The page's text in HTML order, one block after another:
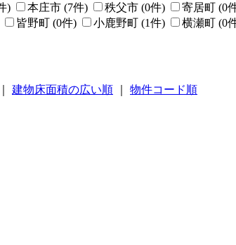
) 本庄市 (7件) 秩父市 (0件) 寄居町 (0
皆野町 (0件) 小鹿野町 (1件) 横瀬町 (0
建物床面積の広い順 物件コード順